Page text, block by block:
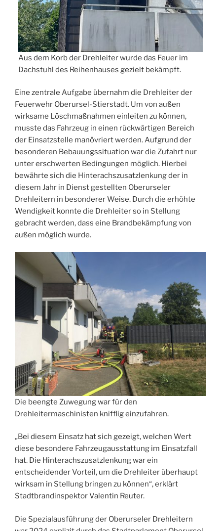
Aus dem Korb der Drehleiter wurde das Feuer im
Dachstuhl des Reihenhauses gezielt bekämpft.
Eine zentrale Aufgabe übernahm die Drehleiter der
Feuerwehr Oberursel-Stierstadt. Um von außen
wirksame Löschmaßnahmen einleiten zu können,
musste das Fahrzeug in einen rückwärtigen Bereich
der Einsatzstelle manövriert werden. Aufgrund der
besonderen Bebauungssituation war die Zufahrt nur
unter erschwerten Bedingungen möglich. Hierbei
bewährte sich die Hinterachszusatzlenkung der in
diesem Jahr in Dienst gestellten Oberurseler
Drehleitern in besonderer Weise. Durch die erhöhte
Wendigkeit konnte die Drehleiter so in Stellung
gebracht werden, dass eine Brandbekämpfung von
außen möglich wurde.
Die beengte Zuwegung war für den
Drehleitermaschinisten knifflig einzufahren.
„Bei diesem Einsatz hat sich gezeigt, welchen Wert
diese besondere Fahrzeugausstattung im Einsatzfall
hat. Die Hinterachszusatzlenkung war ein
entscheidender Vorteil, um die Drehleiter überhaupt
wirksam in Stellung bringen zu können“, erklärt
Stadtbrandinspektor Valentin Reuter.
Die Spezialausführung der Oberurseler Drehleitern